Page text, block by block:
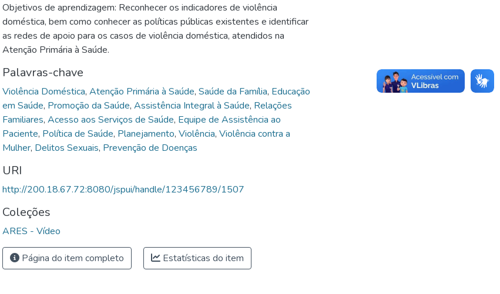
Objetivos de aprendizagem: Reconhecer os indicadores de violência
doméstica, bem como conhecer as políticas públicas existentes e identificar
as redes de apoio para os casos de violência doméstica, atendidos na
Atenção Primária à Saúde.
Palavras-chave
Violência Doméstica, Atenção Primária à Saúde, Saúde da Família, Educação
em Saúde, Promoção da Saúde, Assistência Integral à Saúde, Relações
Familiares, Acesso aos Serviços de Saúde, Equipe de Assistência ao
Paciente, Política de Saúde, Planejamento, Violência, Violência contra a
Mulher, Delitos Sexuais, Prevenção de Doenças
URI
http://200.18.67.72:8080/jspui/handle/123456789/1507
Coleções
ARES - Vídeo
Página do item completo Estatísticas do item